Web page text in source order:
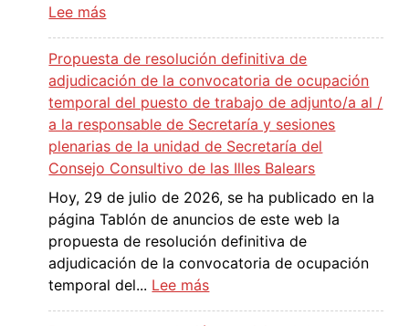
Lee más:
e
s
o
l
u
c
ó
n
d
e
a
d
Propuesta de resolución definitiva de
adjudicación de la convocatoria de ocupación
temporal del puesto de trabajo de adjunto/a al /
a la responsable de Secretaría y sesiones
plenarias de la unidad de Secretaría del
Consejo Consultivo de las Illes Balears
Hoy, 29 de julio de 2026, se ha publicado en la
página Tablón de anuncios de este web la
propuesta de resolución definitiva de
adjudicación de la convocatoria de ocupación
temporal del... Lee más: